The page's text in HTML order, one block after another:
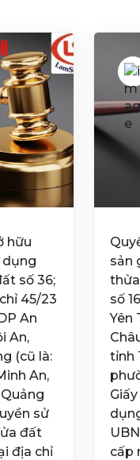
hữu
dụng
số 36;
45/23
An
An,
(cũ là:
An,
sử
đất
địa chỉ
sản
số
Yên
tỉnh
cấp